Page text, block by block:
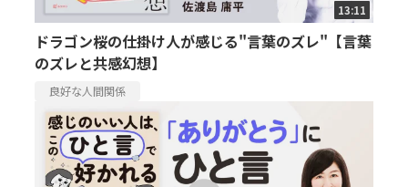
13:11
ドラゴン桜の仕掛け人が感じる"言葉のズレ"【言葉
のズレと共感幻想】
良好な人間関係